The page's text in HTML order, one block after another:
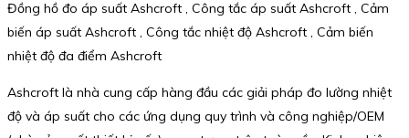
Đồng hồ đo áp suất Ashcroft , Công tắc áp suất Ashcroft , Cảm
biến áp suất Ashcroft , Công tắc nhiệt độ Ashcroft , Cảm biến
nhiệt độ đa điểm Ashcroft
Ashcroft là nhà cung cấp hàng đầu các giải pháp đo lường nhiệt
độ và áp suất cho các ứng dụng quy trình và công nghiệp/OEM